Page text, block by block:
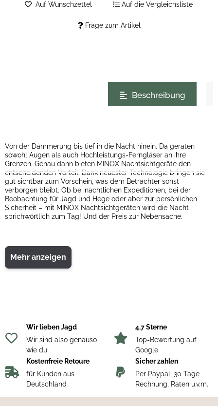
Frage zum Artikel
Auf Wunschzettel Auf die Vergleichsliste
Beschreibung
Von der Dämmerung bis tief in die Nacht hinein. Da geraten
sowohl Augen als auch Hochleistungs-Ferngläser an ihre
Grenzen. Genau dann bieten MINOX Nachtsichtgeräte den
entscheidenden Vorteil: Dank neuester Technologie bringen sie
gut sichtbar zum Vorschein, was dem Betrachter sonst
verborgen bleibt. Ob bei nächtlichen Expeditionen, bei der
Beobachtung für Jagd und Hege oder aber zur persönlichen
Sicherheit – mit MINOX Nachtsichtgeräten wird die Nacht
sprichwörtlich zum Tag! Und der Preis zur Nebensache.
Mehr anzeigen
Wir lieben Jagd
Wir sind also genauso
wie du
4,7 Sterne
Top-Bewertung auf
Google
Kostenfreie Retoure
für Kunden aus
Deutschland
Sicher zahlen
Per Paypal, 30 Tage
Rechnung, Raten u.v.m.